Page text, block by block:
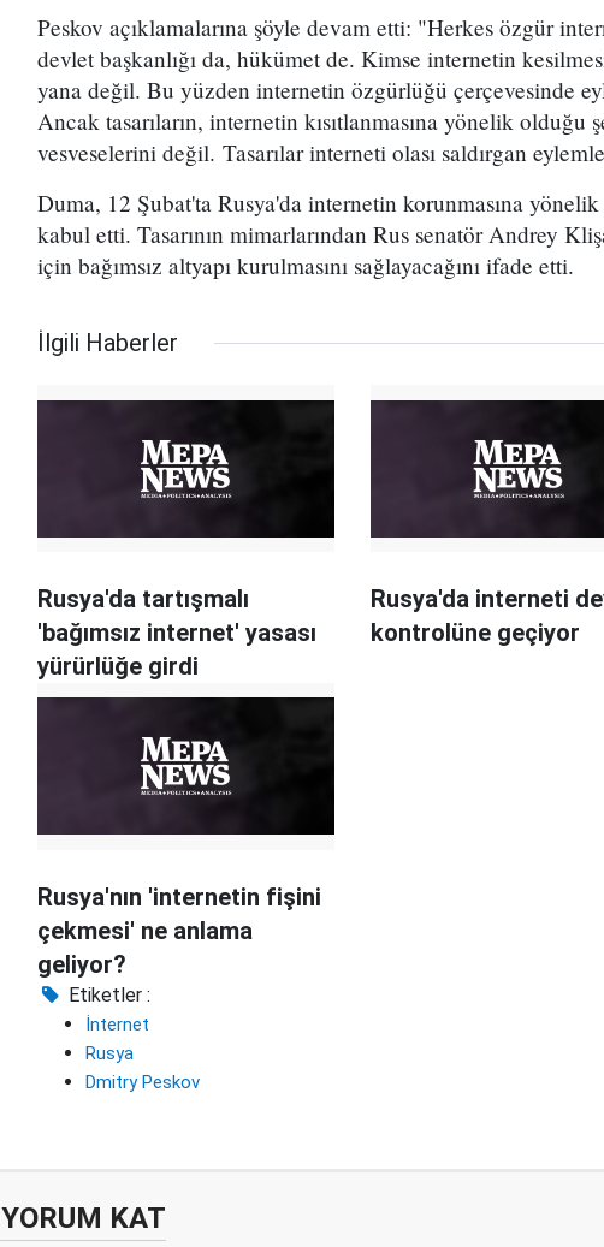
Peskov açıklamalarına şöyle devam etti: "Herkes özgür
devlet başkanlığı da, hükümet de. Kimse internetin
yana değil. Bu yüzden internetin özgürlüğü çerçevesinde
Ancak tasarıların, internetin kısıtlanmasına yönelik olduğu
vesveselerini değil. Tasarılar interneti olası saldırgan
Duma, 12 Şubat'ta Rusya'da internetin korunmasına
kabul etti. Tasarının mimarlarından Rus senatör Andrey
için bağımsız altyapı kurulmasını sağlayacağını ifade etti.
İlgili Haberler
Rusya'da tartışmalı
'bağımsız internet' yasası
yürürlüğe girdi
Rusya'da interneti
kontrolüne geçiyor
Rusya'nın 'internetin fişini
çekmesi' ne anlama
geliyor?
Etiketler :
İnternet
Rusya
Dmitry Peskov
YORUM KAT